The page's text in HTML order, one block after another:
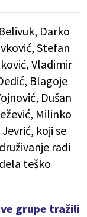
Darko
Stefan
Vladimir
Blagoje
Dušan
Milinko
koji se
radi
teško
grupe tražili